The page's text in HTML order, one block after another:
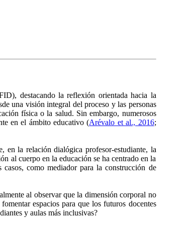
destacando la reflexión orientada hacia la
una visión integral del proceso y las personas
física o la salud. Sin embargo, numerosos
en el ámbito educativo (Arévalo et al., 2016;
en la relación dialógica profesor-estudiante, la
al cuerpo en la educación se ha centrado en la
como mediador para la construcción de
al observar que la dimensión corporal no
espacios para que los futuros docentes
y aulas más inclusivas?